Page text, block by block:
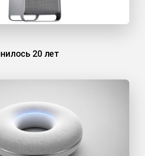
20 лет